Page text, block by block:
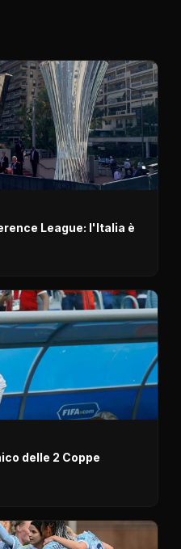
League: l'Italia è
delle 2 Coppe